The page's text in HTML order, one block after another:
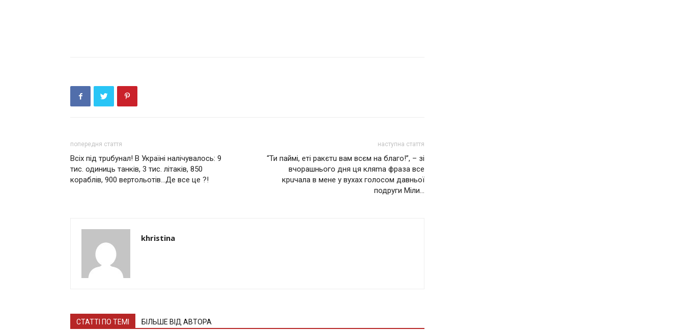
попередня стаття
Всіх під трuбунал! В Україні налічувалось: 9
тис. одиниць танків, 3 тис. літаків, 850
кораблів, 900 вертольотів…Де все це ?!
наступна стаття
“Ти паймі, еті pакєтu вам всєм на благо!”, – зі
вчорашнього дня ця кляmа фраза все
крuчала в мене у вухах голосом давньої
подруги Міли…
khristina
СТАТТІ ПО ТЕМІ БІЛЬШЕ ВІД АВТОРА